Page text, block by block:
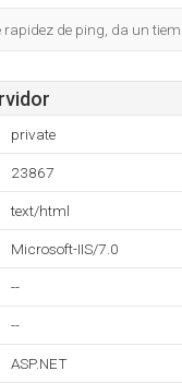
de ping, da un
private
23867
text/html
Microsoft-IIS/7.0
--
--
ASP.NET